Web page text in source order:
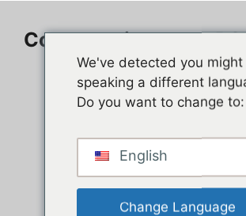
contenuComment jouer sur PC
We've detected you might
speaking a different
Do you want to change to:
English
Change Language